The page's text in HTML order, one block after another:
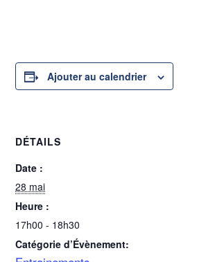
Ajouter au calendrier
DÉTAILS
Date :
28 mai
Heure :
17h00 - 18h30
Catégorie d’Évènement: